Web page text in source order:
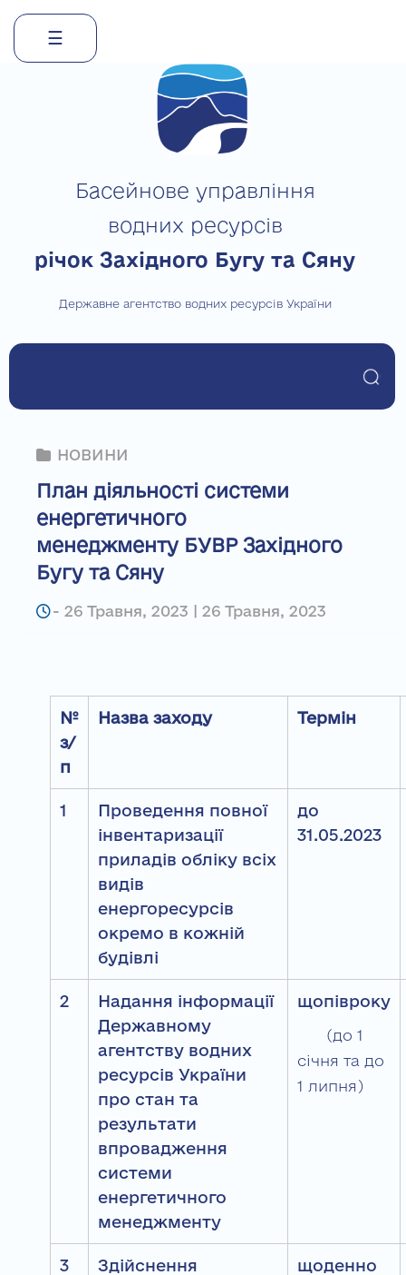
☰
Басейнове управління
водних ресурсів
річок Західного Бугу та Сяну
Державне агентство водних ресурсів України
НОВИНИ
План діяльності системи
енергетичного
менеджменту БУВР Західного
Бугу та Сяну
- 26 Травня, 2023 | 26 Травня, 2023
№
з/
п
Назва заходу Термін
1
Проведення повної
інвентаризації
приладів обліку всіх
видів
енергоресурсів
окремо в кожній
будівлі
до
31.05.2023
2
Надання інформації
Державному
агентству водних
ресурсів України
про стан та
результати
впровадження
системи
енергетичного
менеджменту
щопівроку
(до 1
січня та до
1 липня)
3
Здійснення
щоденно